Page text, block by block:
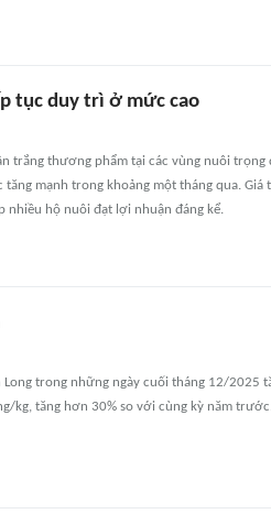
tục duy trì ở mức cao
trắng thương phẩm tại các vùng nuôi trọng
mạnh trong khoảng một tháng qua. Giá
nhiều hộ nuôi đạt lợi nhuận đáng kể.
trong những ngày cuối tháng 12/2025
kg, tăng hơn 30% so với cùng kỳ năm